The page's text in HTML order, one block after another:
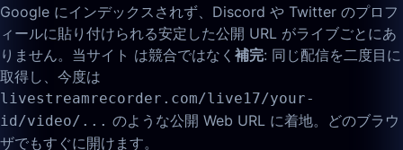
Google にインデックスされず、Discord や Twitter のプロフ
ィールに貼り付けられる安定した公開 URL がライブごとにあ
りません。当サイト は競合ではなく 補完: 同じ配信を二度目に
取得し、今度は
livestreamrecorder.com/live17/your-
id/video/... のような公開 Web URL に着地。どのブラウ
ザでもすぐに開けます。